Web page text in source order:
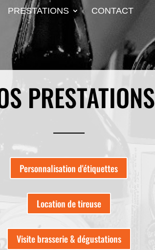
PRESTATIONS CONTACT
PRESTATIONS
Personnalisation d'étiquettes
Location de tireuse
Visite brasserie & dégustations